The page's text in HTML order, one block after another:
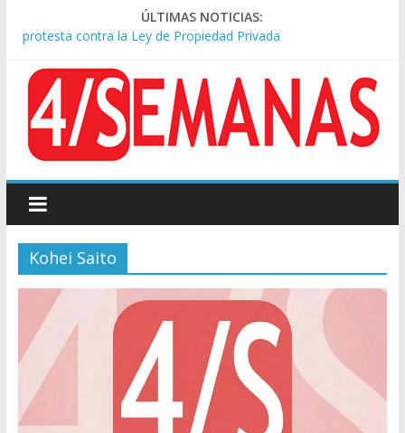
ÚLTIMAS NOTICIAS:
Represión frente al Congreso: tres detenidos durante la
protesta contra la Ley de Propiedad Privada
del capítulo de extranjerización
Sáenz endurece su postura: rechaza cambios en Manejo del
Fuego y defiende la Ley de Tierras
Tormentas severas y fuertes ráfagas de viento: alerta del
Servicio Meteorológico
1,6% en julio
Kohei Saito